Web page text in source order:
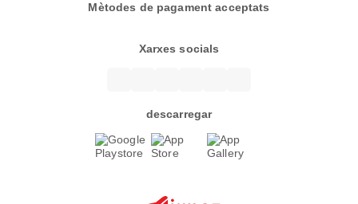
Mètodes de pagament acceptats
Xarxes socials
descarregar